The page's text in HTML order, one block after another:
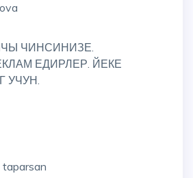
ЧИНСИНИЗЕ.
ЕДИРЛЕР. ЙЕКЕ
УЧУН.
taparsan